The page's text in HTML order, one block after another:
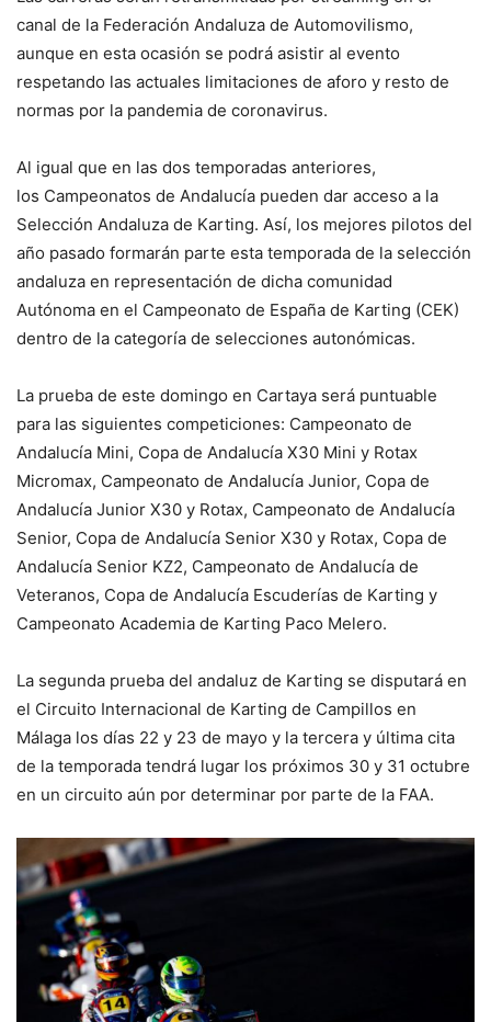
canal de la Federación Andaluza de Automovilismo,
aunque en esta ocasión se podrá asistir al evento
respetando las actuales limitaciones de aforo y resto de
normas por la pandemia de coronavirus.
Al igual que en las dos temporadas anteriores,
los Campeonatos de Andalucía pueden dar acceso a la
Selección Andaluza de Karting. Así, los mejores pilotos del
año pasado formarán parte esta temporada de la selección
andaluza en representación de dicha comunidad
Autónoma en el Campeonato de España de Karting (CEK)
dentro de la categoría de selecciones autonómicas.
La prueba de este domingo en Cartaya será puntuable
para las siguientes competiciones: Campeonato de
Andalucía Mini, Copa de Andalucía X30 Mini y Rotax
Micromax, Campeonato de Andalucía Junior, Copa de
Andalucía Junior X30 y Rotax, Campeonato de Andalucía
Senior, Copa de Andalucía Senior X30 y Rotax, Copa de
Andalucía Senior KZ2, Campeonato de Andalucía de
Veteranos, Copa de Andalucía Escuderías de Karting y
Campeonato Academia de Karting Paco Melero.
La segunda prueba del andaluz de Karting se disputará en
el Circuito Internacional de Karting de Campillos en
Málaga los días 22 y 23 de mayo y la tercera y última cita
de la temporada tendrá lugar los próximos 30 y 31 octubre
en un circuito aún por determinar por parte de la FAA.